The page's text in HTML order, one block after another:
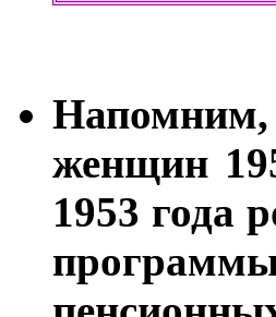
Напомним,
женщин
1953 года